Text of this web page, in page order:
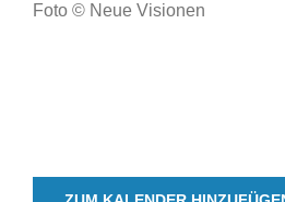
Foto © Neue Visionen